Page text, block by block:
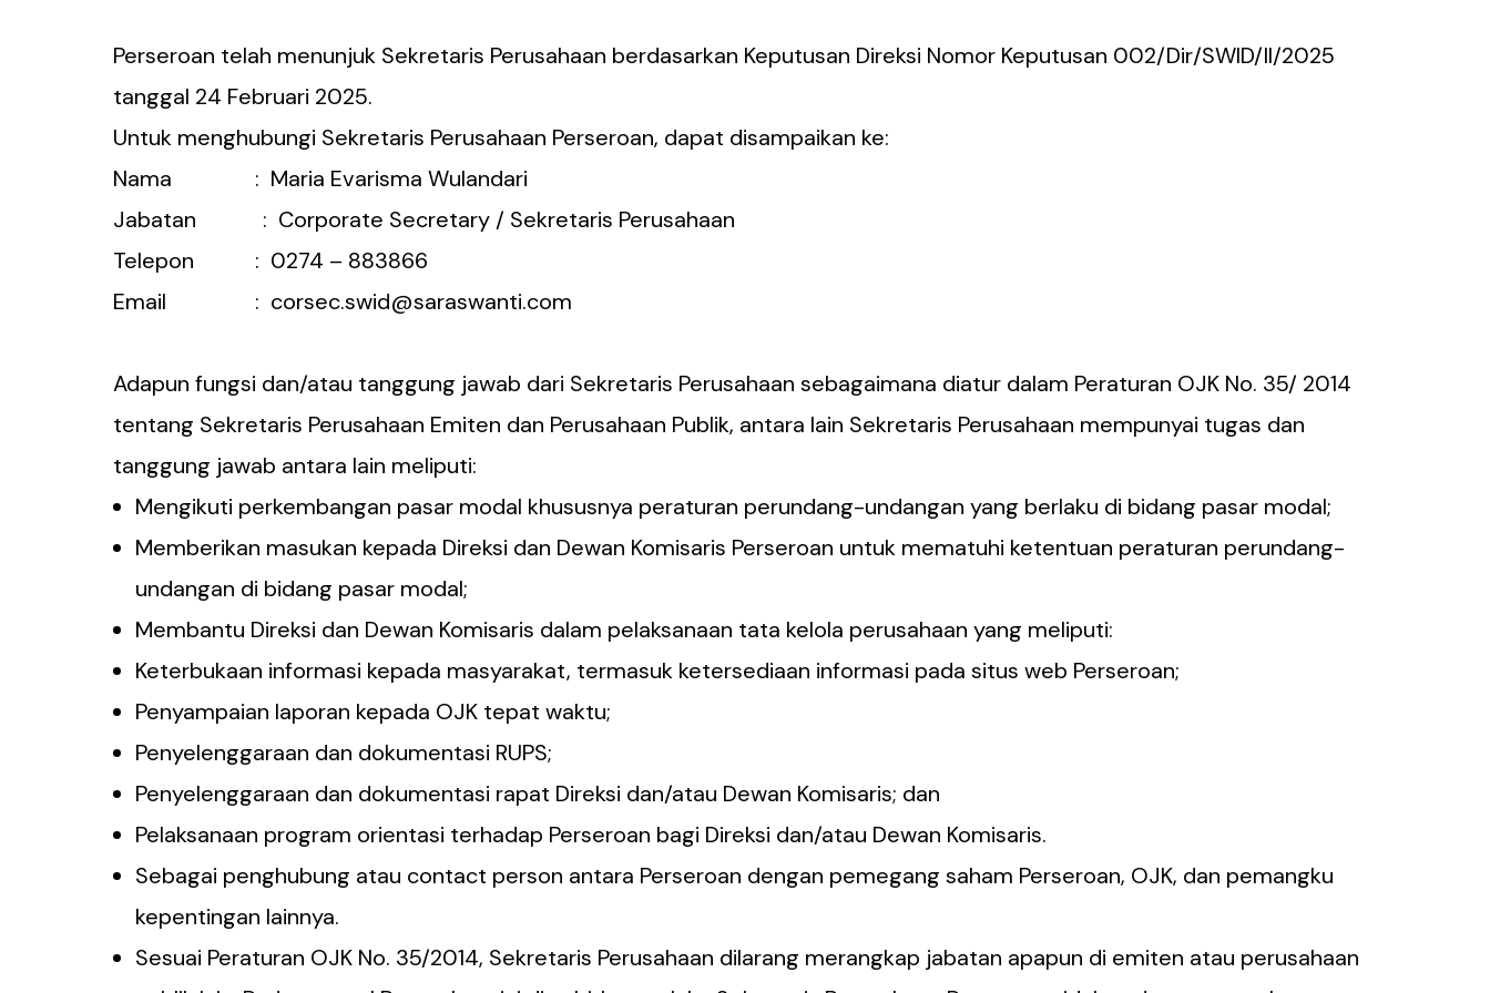
Perseroan telah menunjuk Sekretaris Perusahaan berdasarkan Keputusan Direksi Nomor Keputusan 002/Dir/SWID/II/2025
tanggal 24 Februari 2025.
Untuk menghubungi Sekretaris Perusahaan Perseroan, dapat disampaikan ke:
Nama : Maria Evarisma Wulandari
Jabatan : Corporate Secretary / Sekretaris Perusahaan
Telepon : 0274 – 883866
Email : corsec.swid@saraswanti.com
Adapun fungsi dan/atau tanggung jawab dari Sekretaris Perusahaan sebagaimana diatur dalam Peraturan OJK No. 35/ 2014
tentang Sekretaris Perusahaan Emiten dan Perusahaan Publik, antara lain Sekretaris Perusahaan mempunyai tugas dan
tanggung jawab antara lain meliputi:
Mengikuti perkembangan pasar modal khususnya peraturan perundang-undangan yang berlaku di bidang pasar modal;
Memberikan masukan kepada Direksi dan Dewan Komisaris Perseroan untuk mematuhi ketentuan peraturan perundang-
undangan di bidang pasar modal;
Membantu Direksi dan Dewan Komisaris dalam pelaksanaan tata kelola perusahaan yang meliputi:
Keterbukaan informasi kepada masyarakat, termasuk ketersediaan informasi pada situs web Perseroan;
Penyampaian laporan kepada OJK tepat waktu;
Penyelenggaraan dan dokumentasi RUPS;
Penyelenggaraan dan dokumentasi rapat Direksi dan/atau Dewan Komisaris; dan
Pelaksanaan program orientasi terhadap Perseroan bagi Direksi dan/atau Dewan Komisaris.
Sebagai penghubung atau contact person antara Perseroan dengan pemegang saham Perseroan, OJK, dan pemangku
kepentingan lainnya.
Sesuai Peraturan OJK No. 35/2014, Sekretaris Perusahaan dilarang merangkap jabatan apapun di emiten atau perusahaan